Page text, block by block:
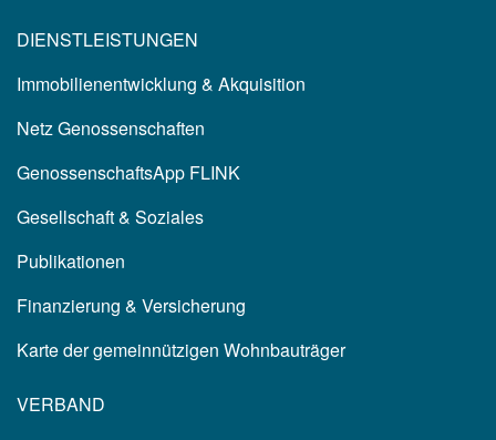
DIENSTLEISTUNGEN
Immobilienentwicklung & Akquisition
Netz Genossenschaften
GenossenschaftsApp FLINK
Gesellschaft & Soziales
Publikationen
Finanzierung & Versicherung
Karte der gemeinnützigen Wohnbauträger
VERBAND